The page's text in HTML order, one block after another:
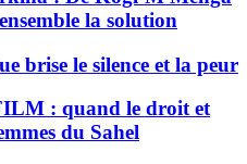
la solution
brise le silence et la peur
: quand le droit et
du Sahel